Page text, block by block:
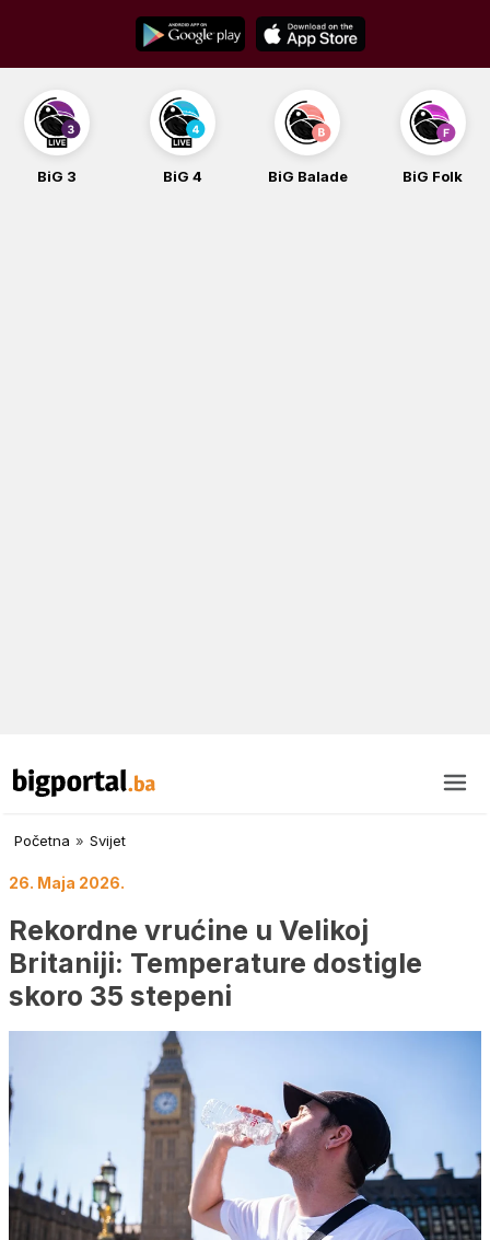
content
BiG 3 BiG 4 BiG Balade BiG Folk
Početna » Svijet
26. Maja 2026.
Rekordne vrućine u Velikoj
Britaniji: Temperature dostigle
skoro 35 stepeni